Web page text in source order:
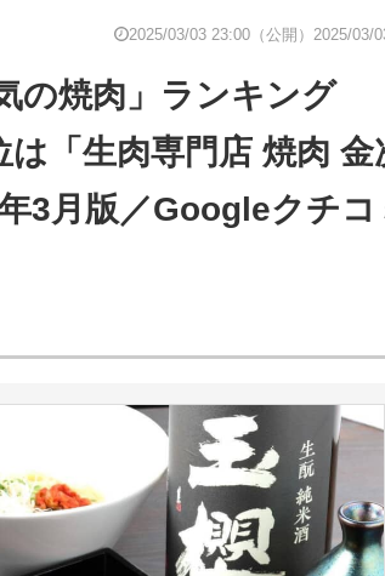
品の総合サイト IT製品の技術・比較・事例
2025/03/03 23:00（公開） 2025/03/
の焼肉」ランキング
「生肉専門店 焼肉 金
3月版／Googleクチコ